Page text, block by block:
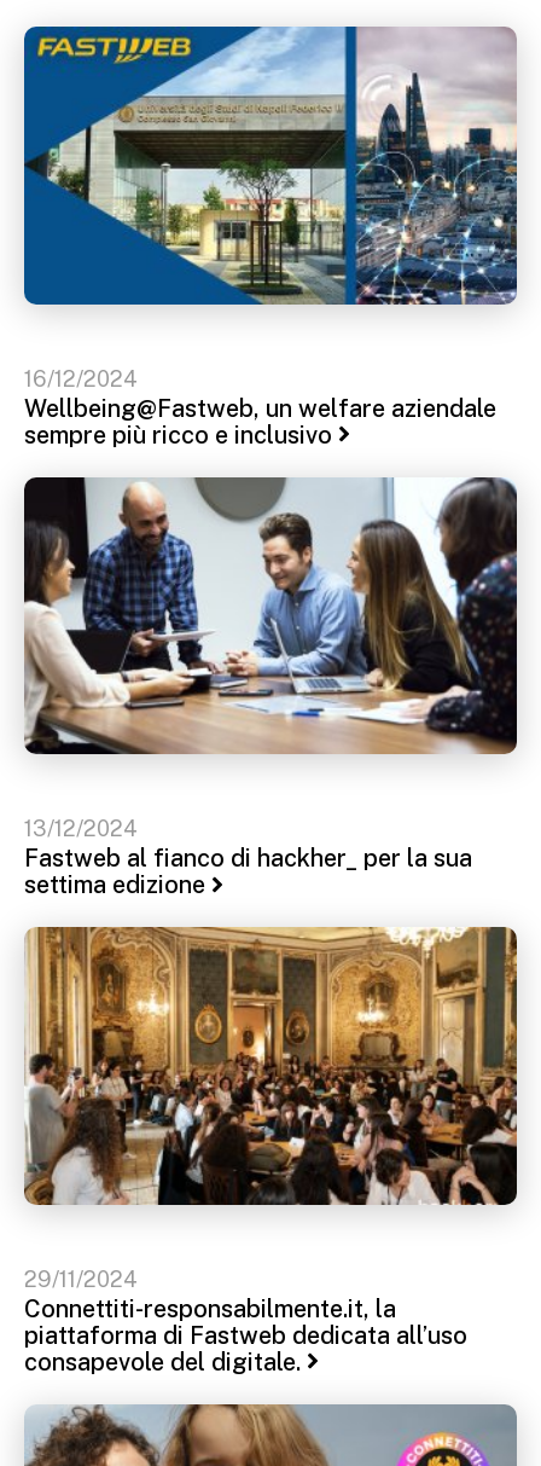
16/12/2024
Wellbeing@Fastweb, un welfare aziendale
sempre più ricco e inclusivo
13/12/2024
Fastweb al fianco di hackher_ per la sua
settima edizione
29/11/2024
Connettiti-responsabilmente.it, la
piattaforma di Fastweb dedicata all’uso
consapevole del digitale.